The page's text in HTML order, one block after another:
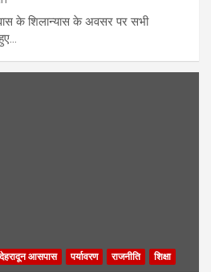
के शिलान्यास के अवसर पर सभी
देहरादून आसपास पर्यावरण राजनीति शिक्षा